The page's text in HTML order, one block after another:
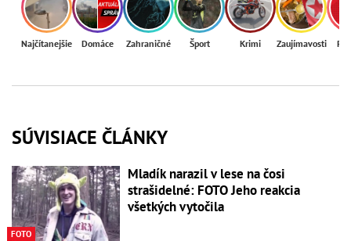
Najčítanejšie Domáce Zahraničné Šport Krimi Zaujímavosti
SÚVISIACE ČLÁNKY
FOTO
Mladík narazil v lese na čosi
strašidelné: FOTO Jeho reakcia
všetkých vytočila